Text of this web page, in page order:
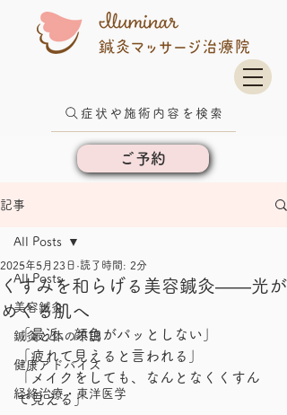
症状や施術内容を検索
ご予約
記事
All Posts
美容鍼灸
鍼灸と体の不調
健康アドバイス
経絡治療・東洋医学
All Posts
くすみを和らげる美容鍼灸——光が
めぐる肌へ
2025年5月23日 読了時間: 2分
「最近、顔色がパッとしない」
「疲れて見えると言われる」
「メイクをしても、なんとなくくすん
で見える」